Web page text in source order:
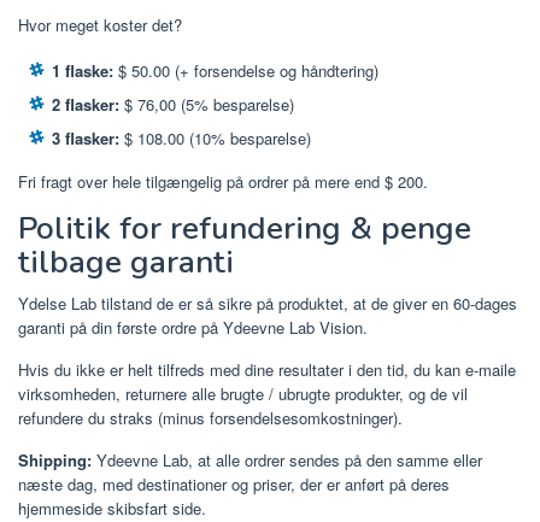
Hvor meget koster det?
1 flaske: $ 50.00 (+ forsendelse og håndtering)
2 flasker: $ 76,00 (5% besparelse)
3 flasker: $ 108.00 (10% besparelse)
Fri fragt over hele tilgængelig på ordrer på mere end $ 200.
Politik for refundering & penge
tilbage garanti
Ydelse Lab tilstand de er så sikre på produktet, at de giver en 60-dages
garanti på din første ordre på Ydeevne Lab Vision.
Hvis du ikke er helt tilfreds med dine resultater i den tid, du kan e-maile
virksomheden, returnere alle brugte / ubrugte produkter, og de vil
refundere du straks (minus forsendelsesomkostninger).
Shipping: Ydeevne Lab, at alle ordrer sendes på den samme eller
næste dag, med destinationer og priser, der er anført på deres
hjemmeside skibsfart side.